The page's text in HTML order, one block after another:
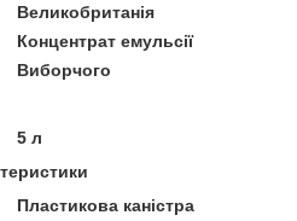
Великобританія
Концентрат емульсії
Виборчого
5 л
Пластикова каністра